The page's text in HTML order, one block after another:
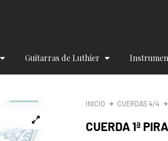
Guitarras de Luthier
INICIO CUERDAS 4/4
CUERDA 1ª